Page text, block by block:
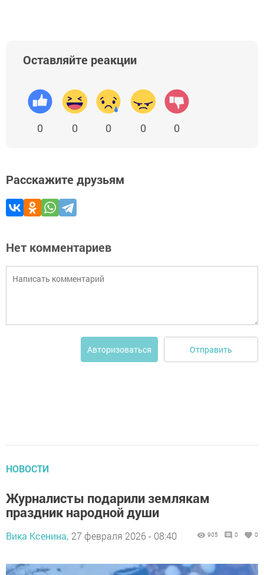
Оставляйте реакции
0 0 0 0 0
Расскажите друзьям
Нет комментариев
Авторизоваться Отправить
НОВОСТИ
Журналисты подарили землякам
праздник народной души
Вика Ксенина, 27 февраля 2026 - 08:40 905 0 0